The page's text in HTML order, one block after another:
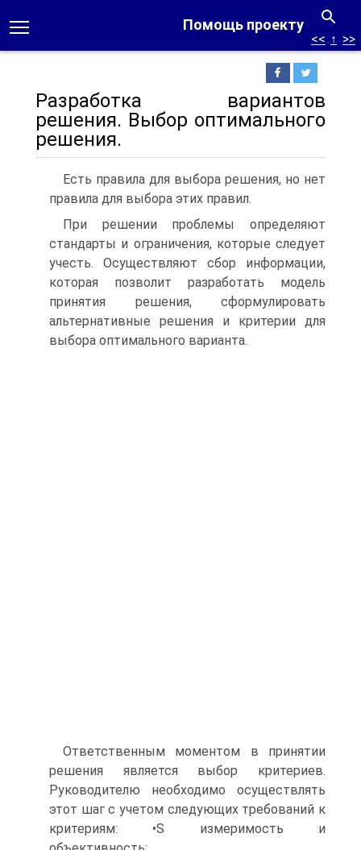
Помощь проекту
<< ↑ >>
Разработка вариантов
решения. Выбор оптимального
решения.
Есть правила для выбора решения, но нет
правила для выбора этих правил.
При решении проблемы определяют
стандарты и ограничения, которые следует
учесть. Осуществляют сбор информации,
которая позволит разработать модель
принятия решения, сформулировать
альтернативные решения и критерии для
выбора оптимального варианта.
Ответственным моментом в принятии
решения является выбор критериев.
Руководителю необходимо осуществлять
этот шаг с учетом следующих требований к
критериям: •S измеримость и